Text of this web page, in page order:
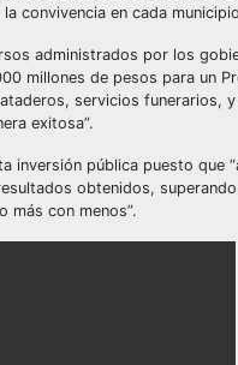
convivencia en cada
administrados por los
millones de pesos para un
servicios funerarios,
exitosa”.
pública puesto que
obtenidos,
más con menos”.